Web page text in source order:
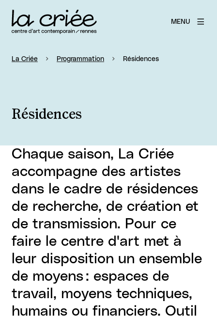
MENU
La Criée Programmation Résidences
Résidences
Chaque saison, La Criée
accompagne des artistes
dans le cadre de résidences
de recherche, de création et
de transmission. Pour ce
faire le centre d'art met à
leur disposition un ensemble
de moyens : espaces de
travail, moyens techniques,
humains ou financiers. Outil